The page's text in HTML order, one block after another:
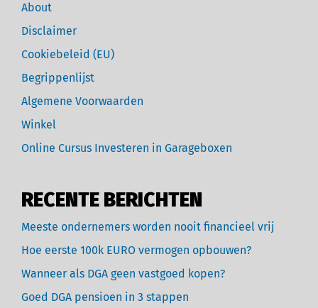
About
Disclaimer
Cookiebeleid (EU)
Begrippenlijst
Algemene Voorwaarden
Winkel
Online Cursus Investeren in Garageboxen
RECENTE BERICHTEN
Meeste ondernemers worden nooit financieel vrij
Hoe eerste 100k EURO vermogen opbouwen?
Wanneer als DGA geen vastgoed kopen?
Goed DGA pensioen in 3 stappen